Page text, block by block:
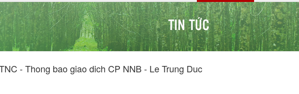
TIN TỨC
- Thong bao giao dich CP NNB - Le Trung Duc